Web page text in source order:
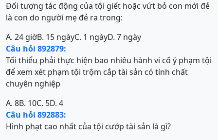
Đối tượng tác động của tội giết hoặc vứt bỏ con mới đẻ
là con do người mẹ đẻ ra trong:
A. 24 giờB. 15 ngàyC. 1 ngàyD. 7 ngày
Câu hỏi 892879:
Tối thiểu phải thực hiện bao nhiêu hành vi cố ý phạm tội
để xem xét phạm tội trộm cắp tài sản có tính chất
chuyên nghiệp
A. 8B. 10C. 5D. 4
Câu hỏi 892883:
Hình phạt cao nhất của tội cướp tài sản là gì?